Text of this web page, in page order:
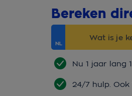
Bereken
Nu 1 jaar lang
24/7 hulp.